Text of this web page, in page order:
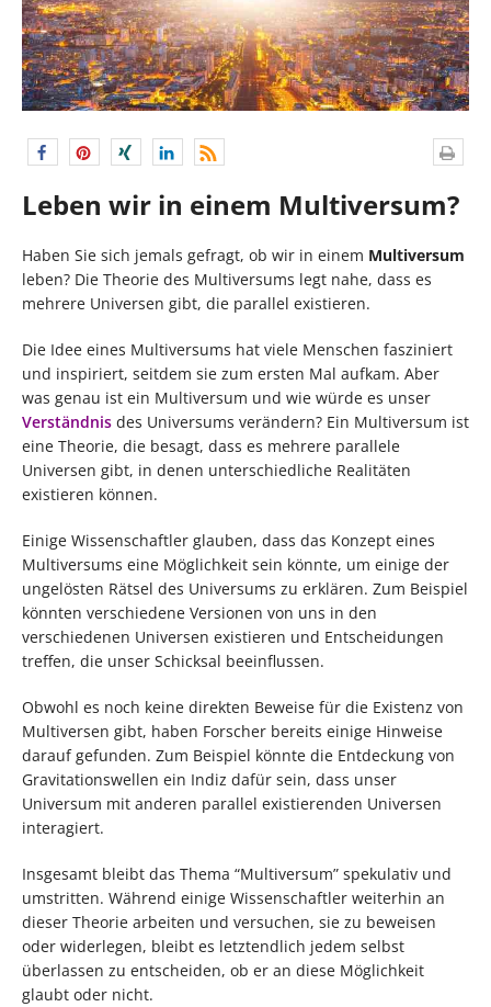
Leben wir in einem Multiversum?
Haben Sie sich jemals gefragt, ob wir in einem Multiversum
leben? Die Theorie des Multiversums legt nahe, dass es
mehrere Universen gibt, die parallel existieren.
Die Idee eines Multiversums hat viele Menschen fasziniert
und inspiriert, seitdem sie zum ersten Mal aufkam. Aber
was genau ist ein Multiversum und wie würde es unser
Verständnis des Universums verändern? Ein Multiversum ist
eine Theorie, die besagt, dass es mehrere parallele
Universen gibt, in denen unterschiedliche Realitäten
existieren können.
Einige Wissenschaftler glauben, dass das Konzept eines
Multiversums eine Möglichkeit sein könnte, um einige der
ungelösten Rätsel des Universums zu erklären. Zum Beispiel
könnten verschiedene Versionen von uns in den
verschiedenen Universen existieren und Entscheidungen
treffen, die unser Schicksal beeinflussen.
Obwohl es noch keine direkten Beweise für die Existenz von
Multiversen gibt, haben Forscher bereits einige Hinweise
darauf gefunden. Zum Beispiel könnte die Entdeckung von
Gravitationswellen ein Indiz dafür sein, dass unser
Universum mit anderen parallel existierenden Universen
interagiert.
Insgesamt bleibt das Thema “Multiversum” spekulativ und
umstritten. Während einige Wissenschaftler weiterhin an
dieser Theorie arbeiten und versuchen, sie zu beweisen
oder widerlegen, bleibt es letztendlich jedem selbst
überlassen zu entscheiden, ob er an diese Möglichkeit
glaubt oder nicht.